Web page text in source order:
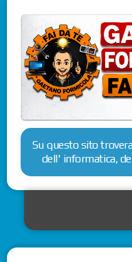
Su questo sito
dell' informatica,